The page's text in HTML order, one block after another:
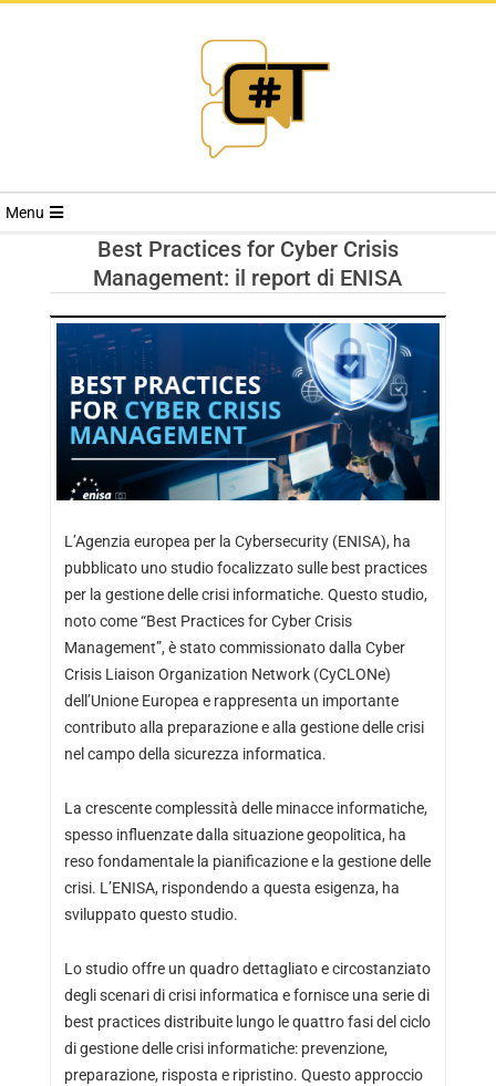
RIVISTA
TRENDS
Menu
Best Practices for Cyber Crisis
Management: il report di ENISA
L’Agenzia europea per la Cybersecurity (ENISA), ha
pubblicato uno studio focalizzato sulle best practices
per la gestione delle crisi informatiche. Questo studio,
noto come “Best Practices for Cyber Crisis
Management”, è stato commissionato dalla Cyber
Crisis Liaison Organization Network (CyCLONe)
dell’Unione Europea e rappresenta un importante
contributo alla preparazione e alla gestione delle crisi
nel campo della sicurezza informatica.
La crescente complessità delle minacce informatiche,
spesso influenzate dalla situazione geopolitica, ha
reso fondamentale la pianificazione e la gestione delle
crisi. L’ENISA, rispondendo a questa esigenza, ha
sviluppato questo studio.
Lo studio offre un quadro dettagliato e circostanziato
degli scenari di crisi informatica e fornisce una serie di
best practices distribuite lungo le quattro fasi del ciclo
di gestione delle crisi informatiche: prevenzione,
preparazione, risposta e ripristino. Questo approccio